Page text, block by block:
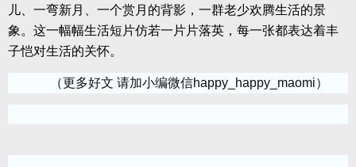
儿、一弯新月、一个赏月的背影，一群老少欢腾生活的景
象。这一幅幅生活短片仿若一片片落英，每一张都表达着丰
子恺对生活的关怀。
（更多好文 请加小编微信happy_happy_maomi）